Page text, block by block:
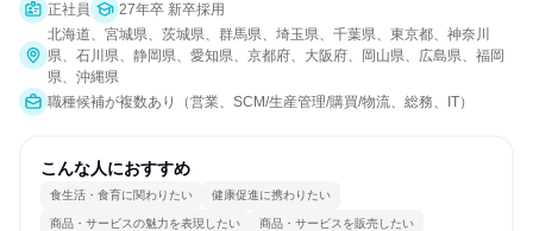
正社員
27年卒 新卒採用
北海道、宮城県、茨城県、群馬県、埼玉県、千葉県、東京都、神奈川
県、石川県、静岡県、愛知県、京都府、大阪府、岡山県、広島県、福岡
県、沖縄県
職種候補が複数あり（営業、SCM/生産管理/購買/物流、総務、IT）
こんな人におすすめ
食生活・食育に関わりたい 健康促進に携わりたい
商品・サービスの魅力を表現したい 商品・サービスを販売したい